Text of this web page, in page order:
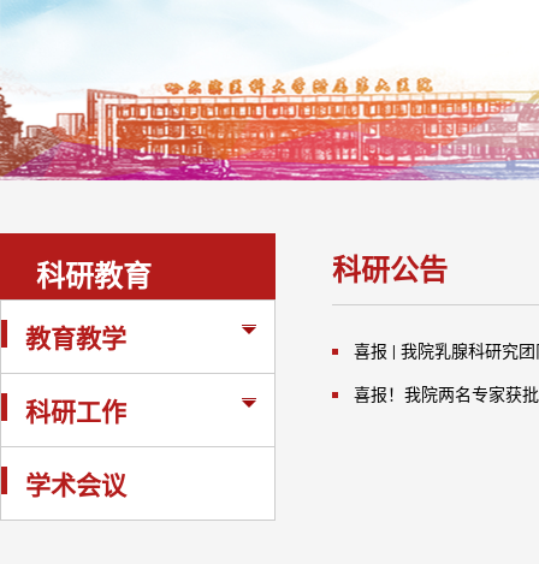
科研教育
教育教学
科研工作
学术会议
科研公告
喜报 | 我院乳腺科研究